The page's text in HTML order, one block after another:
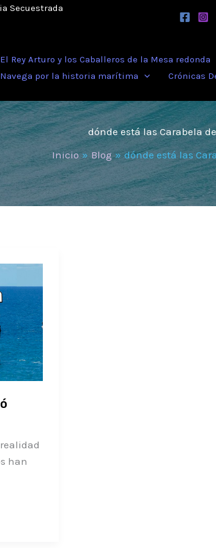
Secuestrada
El Rey Arturo y los Caballeros de la Mesa redonda
Navega por la historia marítima
Crónicas
dónde está las Carabela
Inicio
Blog dónde está las
han